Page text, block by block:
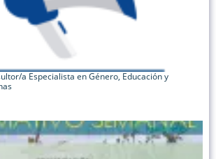
a Especialista en Género, Educación y